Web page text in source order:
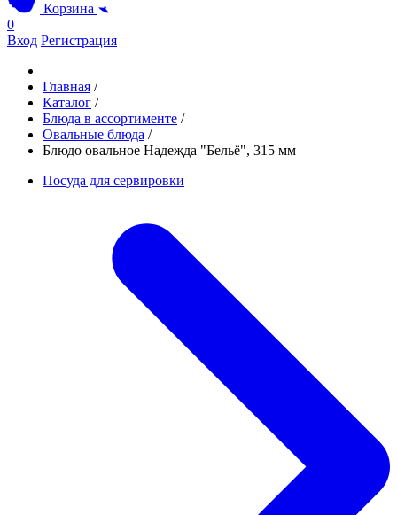
Корзина
0
Вход Регистрация
Главная /
Каталог /
Блюда в ассортименте /
Овальные блюда /
Блюдо овальное Надежда "Бельё", 315 мм
Посуда для сервировки